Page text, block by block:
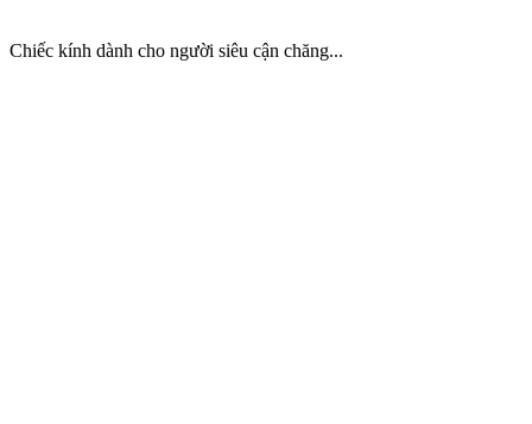
Chiếc kính dành cho người siêu cận chăng...